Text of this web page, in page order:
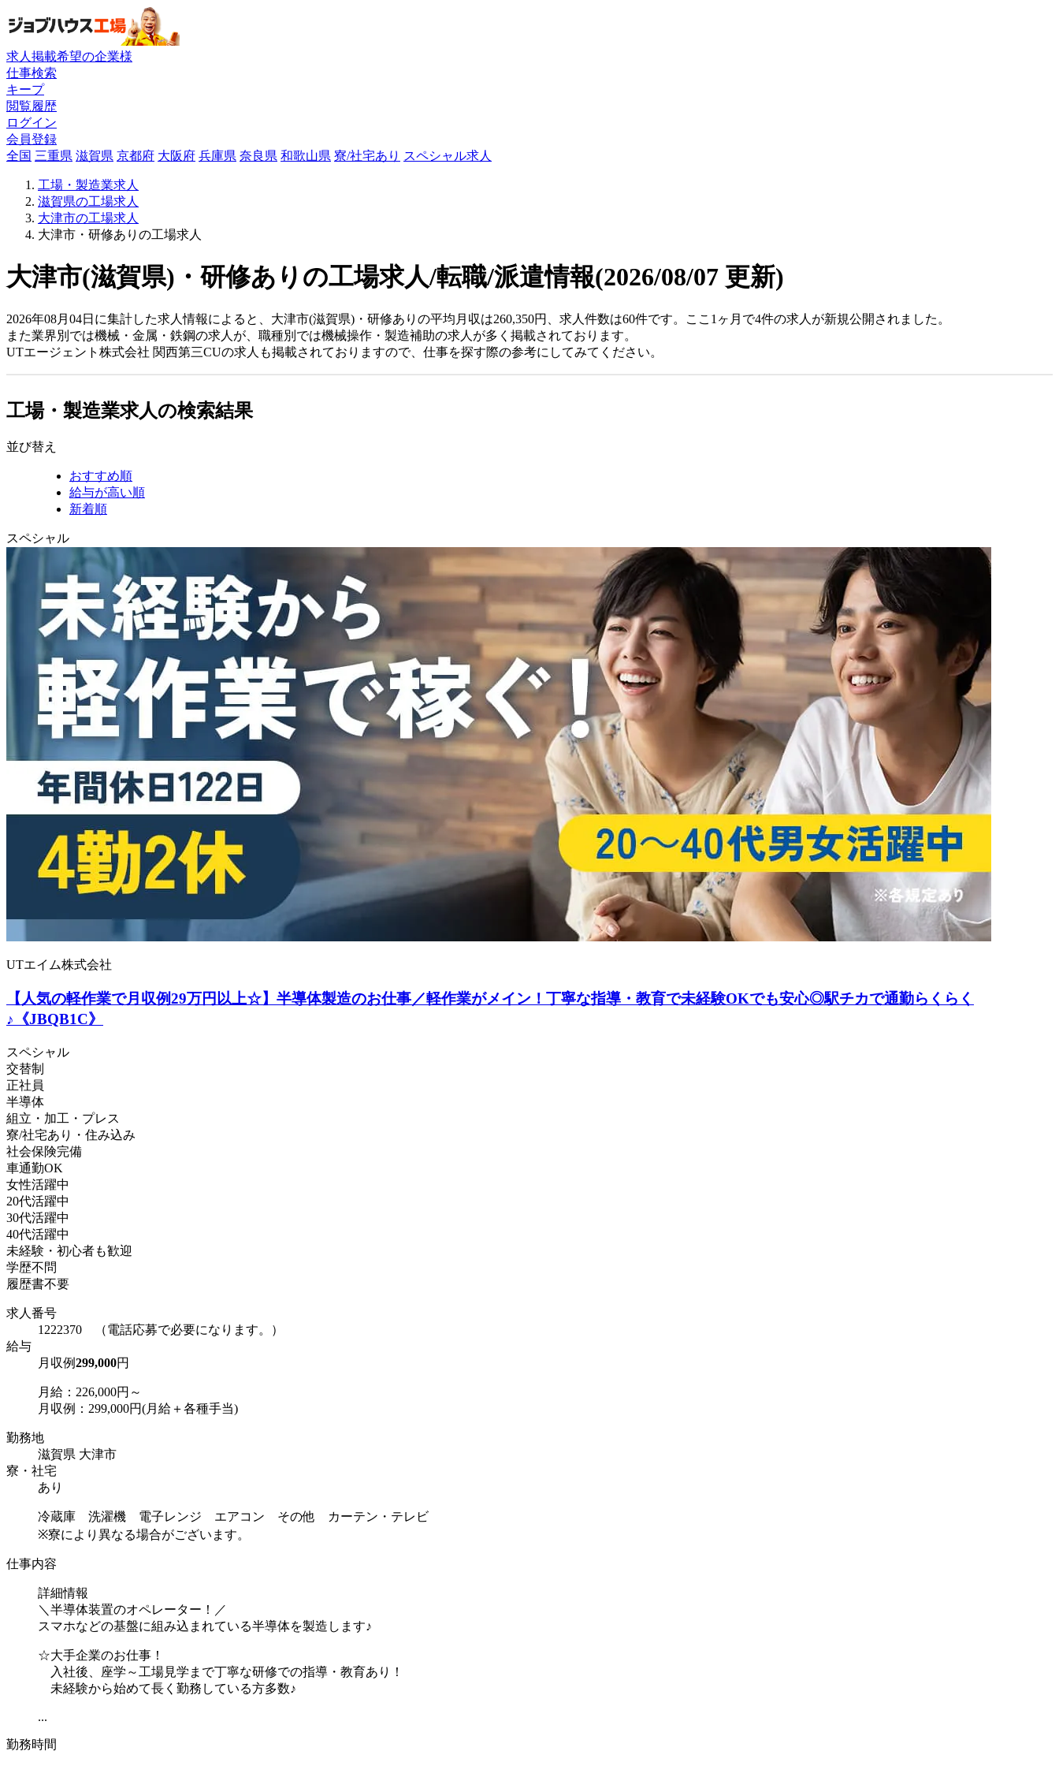
求人掲載希望の企業様
仕事検索
キープ
閲覧履歴
ログイン
会員登録
全国 三重県 滋賀県 京都府 大阪府 兵庫県 奈良県 和歌山県 寮/社宅あり スペシャル求人
工場・製造業求人
滋賀県の工場求人
大津市の工場求人
大津市・研修ありの工場求人
大津市(滋賀県)・研修ありの工場求人/転職/派遣情報(2026/08/07 更新)
2026年08月04日に集計した求人情報によると、大津市(滋賀県)・研修ありの平均月収は260,350円、求人件数は60件です。ここ1ヶ月で4件の求人が新規公開されました。
また業界別では機械・金属・鉄鋼の求人が、職種別では機械操作・製造補助の求人が多く掲載されております。
UTエージェント株式会社 関西第三CUの求人も掲載されておりますので、仕事を探す際の参考にしてみてください。
工場・製造業求人の検索結果
並び替え
おすすめ順
給与が高い順
新着順
スペシャル
UTエイム株式会社
【人気の軽作業で月収例29万円以上☆】半導体製造のお仕事／軽作業がメイン！丁寧な指導・教育で未経験OKでも安心◎駅チカで通勤らくらく
♪《JBQB1C》
スペシャル
交替制
正社員
半導体
組立・加工・プレス
寮/社宅あり・住み込み
社会保険完備
車通勤OK
女性活躍中
20代活躍中
30代活躍中
40代活躍中
未経験・初心者も歓迎
学歴不問
履歴書不要
求人番号
1222370 （電話応募で必要になります。）
給与
月収例299,000円
月給：226,000円～
月収例：299,000円(月給＋各種手当)
勤務地
滋賀県 大津市
寮・社宅
あり
冷蔵庫 洗濯機 電子レンジ エアコン その他 カーテン・テレビ
※寮により異なる場合がございます。
仕事内容
詳細情報
＼半導体装置のオペレーター！／
スマホなどの基盤に組み込まれている半導体を製造します♪
☆大手企業のお仕事！
入社後、座学～工場見学まで丁寧な研修での指導・教育あり！
未経験から始めて長く勤務している方多数♪
...
勤務時間